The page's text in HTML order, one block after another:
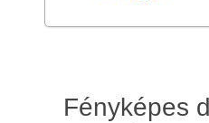
Fényképes